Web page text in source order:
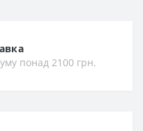
понад 2100 грн.